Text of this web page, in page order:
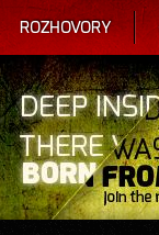
ROZHOVORY